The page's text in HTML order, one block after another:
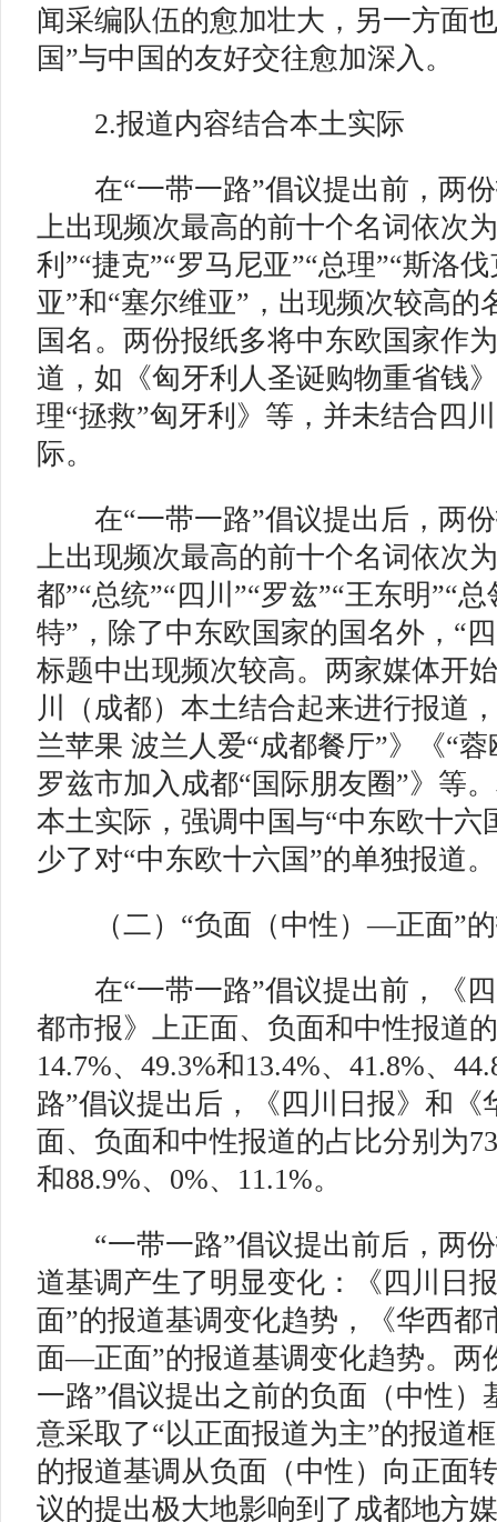
闻采编队伍的愈加壮大，另一方面
国”与中国的友好交往愈加深入。
2.报道内容结合本土实际
在“一带一路”倡议提出前，两份
上出现频次最高的前十个名词依次
利”“捷克”“罗马尼亚”“总理”“斯洛
亚”和“塞尔维亚”，出现频次较高的
国名。两份报纸多将中东欧国家作
道，如《匈牙利人圣诞购物重省钱
理“拯救”匈牙利》等，并未结合四
际。
在“一带一路”倡议提出后，两份
上出现频次最高的前十个名词依次
都”“总统”“四川”“罗兹”“王东明”“
特”，除了中东欧国家的国名外，“
标题中出现频次较高。两家媒体开
川（成都）本土结合起来进行报道
兰苹果 波兰人爱“成都餐厅”》《“
罗兹市加入成都“国际朋友圈”》等
本土实际，强调中国与“中东欧十六
少了对“中东欧十六国”的单独报道。
（二）“负面（中性）—正面”
在“一带一路”倡议提出前，《四
都市报》上正面、负面和中性报道
14.7%、49.3%和13.4%、41.8%、
路”倡议提出后，《四川日报》和《
面、负面和中性报道的占比分别为
和88.9%、0%、11.1%。
“一带一路”倡议提出前后，两份
道基调产生了明显变化：《四川日
面”的报道基调变化趋势，《华西都
面—正面”的报道基调变化趋势。两
一路”倡议提出之前的负面（中性）
意采取了“以正面报道为主”的报道
的报道基调从负面（中性）向正面
议的提出极大地影响到了成都地方